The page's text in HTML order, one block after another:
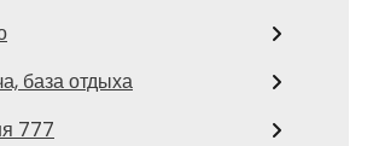
база отдыха
777